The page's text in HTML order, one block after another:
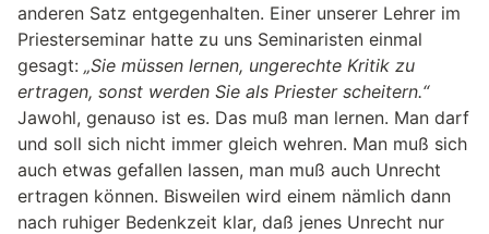
anderen Satz entgegenhalten. Einer unserer Lehrer im
Priesterseminar hatte zu uns Seminaristen einmal
gesagt: „Sie müssen lernen, ungerechte Kritik zu
ertragen, sonst werden Sie als Priester scheitern.“
Jawohl, genauso ist es. Das muß man lernen. Man darf
und soll sich nicht immer gleich wehren. Man muß sich
auch etwas gefallen lassen, man muß auch Unrecht
ertragen können. Bisweilen wird einem nämlich dann
nach ruhiger Bedenkzeit klar, daß jenes Unrecht nur